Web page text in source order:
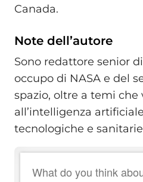
Canada.
Note dell’autore
Sono redattore senior
occupo di NASA e del
spazio, oltre a temi che
all’intelligenza
tecnologiche e